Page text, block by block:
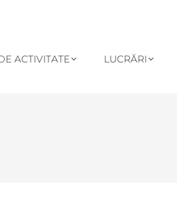
ACTIVITATE LUCRĂRI